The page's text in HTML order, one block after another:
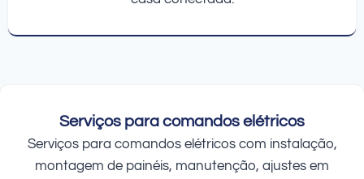
Serviços para comandos elétricos
Serviços para comandos elétricos com instalação,
montagem de painéis, manutenção, ajustes em